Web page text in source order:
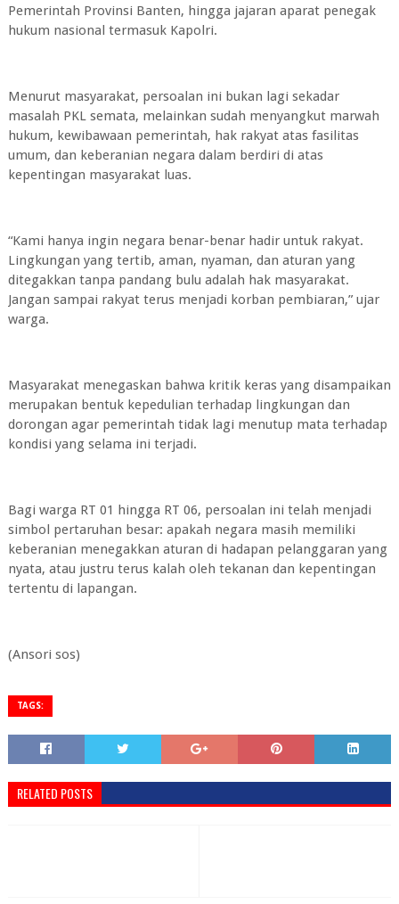
Pemerintah Provinsi Banten, hingga jajaran aparat penegak
hukum nasional termasuk Kapolri.
Menurut masyarakat, persoalan ini bukan lagi sekadar
masalah PKL semata, melainkan sudah menyangkut marwah
hukum, kewibawaan pemerintah, hak rakyat atas fasilitas
umum, dan keberanian negara dalam berdiri di atas
kepentingan masyarakat luas.
“Kami hanya ingin negara benar-benar hadir untuk rakyat.
Lingkungan yang tertib, aman, nyaman, dan aturan yang
ditegakkan tanpa pandang bulu adalah hak masyarakat.
Jangan sampai rakyat terus menjadi korban pembiaran,” ujar
warga.
Masyarakat menegaskan bahwa kritik keras yang disampaikan
merupakan bentuk kepedulian terhadap lingkungan dan
dorongan agar pemerintah tidak lagi menutup mata terhadap
kondisi yang selama ini terjadi.
Bagi warga RT 01 hingga RT 06, persoalan ini telah menjadi
simbol pertaruhan besar: apakah negara masih memiliki
keberanian menegakkan aturan di hadapan pelanggaran yang
nyata, atau justru terus kalah oleh tekanan dan kepentingan
tertentu di lapangan.
(Ansori sos)
TAGS:
RELATED POSTS